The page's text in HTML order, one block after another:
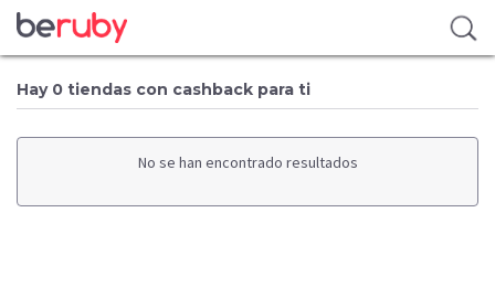
Hay 0 tiendas con cashback para ti
No se han encontrado resultados